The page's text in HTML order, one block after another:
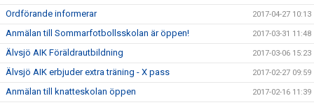
Ordförande informerar 2017-04-27 10:13
Anmälan till Sommarfotbollsskolan är öppen! 2017-03-31 11:48
Älvsjö AIK Föräldrautbildning 2017-03-06 15:23
Älvsjö AIK erbjuder extra träning - X pass 2017-02-27 09:59
Anmälan till knatteskolan öppen 2017-02-16 11:39